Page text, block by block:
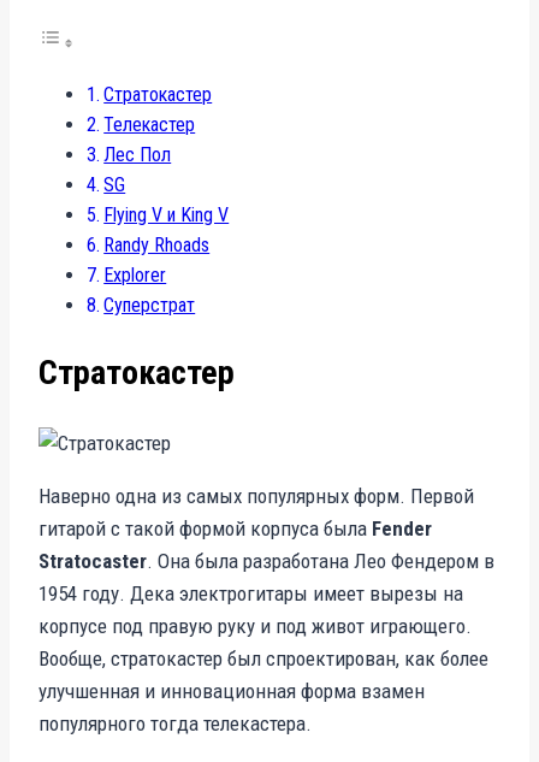
Стратокастер
Телекастер
Лес Пол
SG
Flying V и King V
Randy Rhoads
Explorer
Суперстрат
Стратокастер
Наверно одна из самых популярных форм. Первой
гитарой с такой формой корпуса была Fender
Stratocaster. Она была разработана Лео Фендером в
1954 году. Дека электрогитары имеет вырезы на
корпусе под правую руку и под живот играющего.
Вообще, стратокастер был спроектирован, как более
улучшенная и инновационная форма взамен
популярного тогда телекастера.